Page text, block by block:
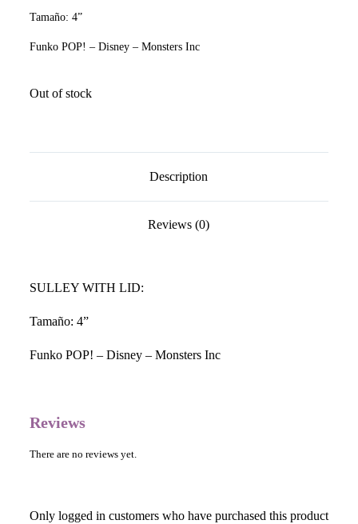
Tamaño: 4”
Funko POP! – Disney – Monsters Inc
Out of stock
Description
Reviews (0)
SULLEY WITH LID:
Tamaño: 4”
Funko POP! – Disney – Monsters Inc
Reviews
There are no reviews yet.
Only logged in customers who have purchased this product